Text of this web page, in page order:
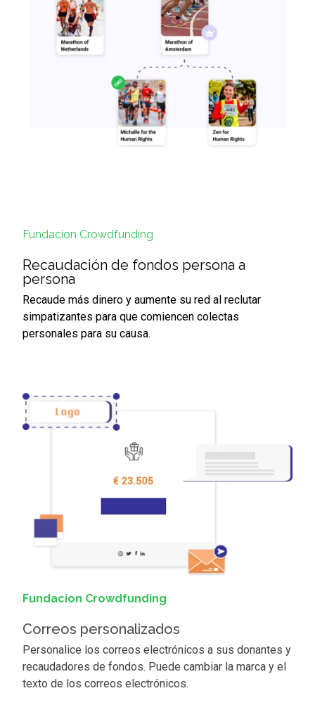
Fundacion Crowdfunding
Recaudación de fondos persona a
persona
Recaude más dinero y aumente su red al reclutar
simpatizantes para que comiencen colectas
personales para su causa.
Fundacion Crowdfunding
Correos personalizados
Personalice los correos electrónicos a sus donantes y
recaudadores de fondos. Puede cambiar la marca y el
texto de los correos electrónicos.